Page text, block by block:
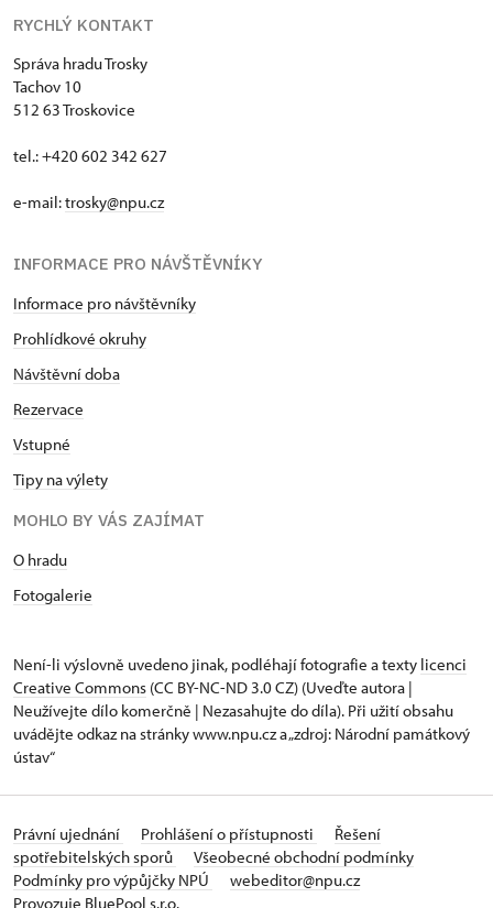
RYCHLÝ KONTAKT
Správa hradu Trosky
Tachov 10
512 63 Troskovice
tel.: +420 602 342 627
e-mail:trosky@npu.cz
INFORMACE PRO NÁVŠTĚVNÍKY
Informace pro návštěvníky
Prohlídkové okruhy
Návštěvní doba
Rezervace
Vstupné
Tipy na výlety
MOHLO BY VÁS ZAJÍMAT
O hradu
Fotogalerie
Není-li výslovně uvedeno jinak, podléhají fotografie a texty licenci
Creative Commons (CC BY-NC-ND 3.0 CZ) (Uveďte autora |
Neužívejte dílo komerčně | Nezasahujte do díla). Při užití obsahu
uvádějte odkaz na stránky www.npu.cz a „zdroj: Národní památkový
ústav“
Právní ujednání Prohlášení o přístupnosti
Řešení
spotřebitelských sporů
Všeobecné obchodní podmínky
Podmínky pro výpůjčky NPÚ
webeditor@npu.cz
Provozuje BluePool s.r.o.